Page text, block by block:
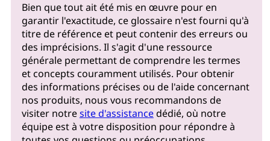
Bien que tout ait été mis en œuvre pour en
garantir l'exactitude, ce glossaire n'est fourni qu'à
titre de référence et peut contenir des erreurs ou
des imprécisions. Il s'agit d'une ressource
générale permettant de comprendre les termes
et concepts couramment utilisés. Pour obtenir
des informations précises ou de l'aide concernant
nos produits, nous vous recommandons de
visiter notresite d'assistancedédié, où notre
équipe est à votre disposition pour répondre à